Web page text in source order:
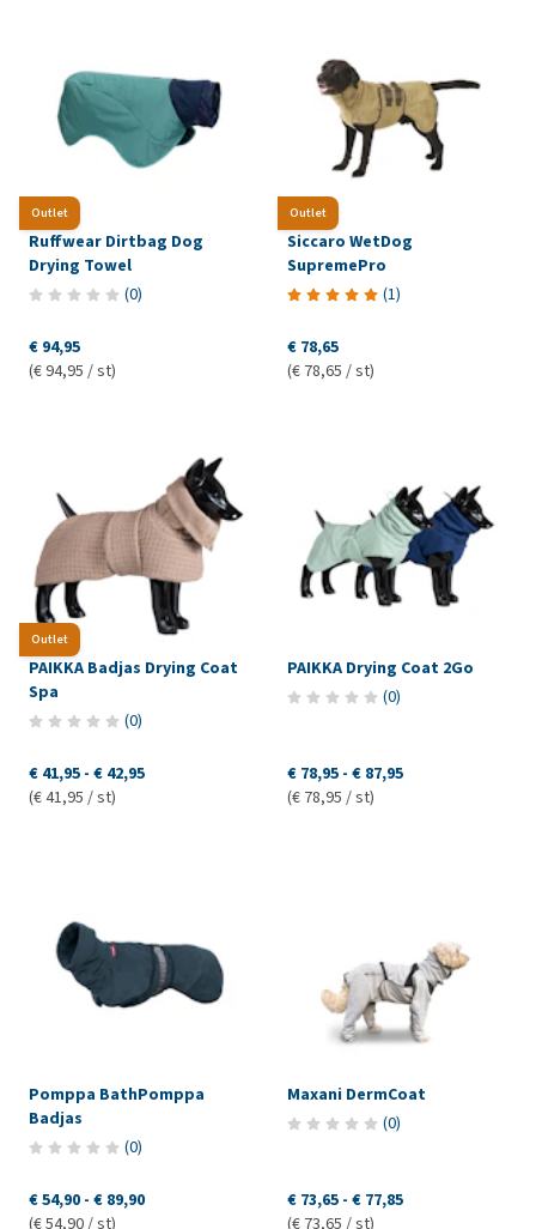
Outlet
Ruffwear Dirtbag Dog
Drying Towel
(0)
€ 94,95
(€ 94,95 / st)
Outlet
Siccaro WetDog
SupremePro
(1)
€ 78,65
(€ 78,65 / st)
Outlet
PAIKKA Badjas Drying Coat
Spa
(0)
€ 41,95 - € 42,95
(€ 41,95 / st)
PAIKKA Drying Coat 2Go
(0)
€ 78,95 - € 87,95
(€ 78,95 / st)
Pomppa BathPomppa
Badjas
(0)
€ 54,90 - € 89,90
(€ 54,90 / st)
Maxani DermCoat
(0)
€ 73,65 - € 77,85
(€ 73,65 / st)